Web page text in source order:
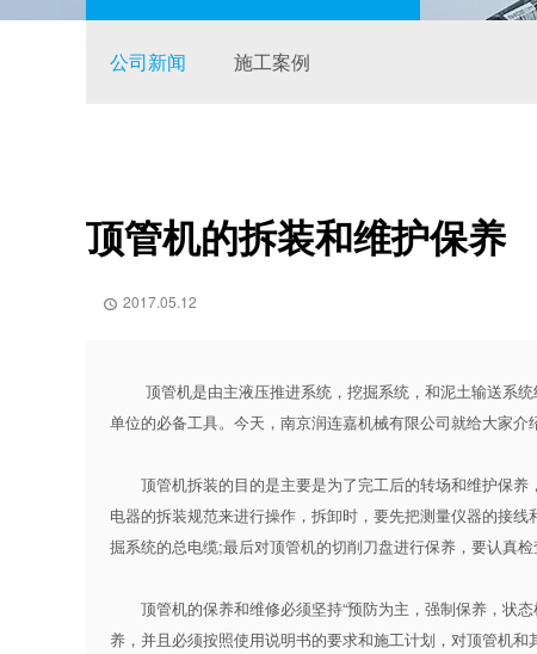
公司新闻 施工案例
顶管机的拆装和维护保养
 2017.05.12
顶管机是由主液压推进系统，挖掘系统，和泥土输送系
单位的必备工具。今天，南京润连嘉机械有限公司就给大家介
顶管机拆装的目的是主要是为了完工后的转场和维护保养
电器的拆装规范来进行操作，拆卸时，要先把测量仪器的接
掘系统的总电缆;最后对顶管机的切削刀盘进行保养，要认真
顶管机的保养和维修必须坚持“预防为主，强制保养，状态
养，并且必须按照使用说明书的要求和施工计划，对顶管机